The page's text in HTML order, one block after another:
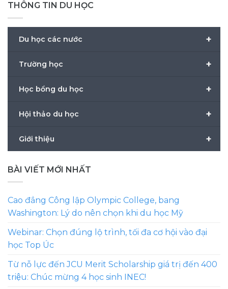
THÔNG TIN DU HỌC
+
Du học các nước
+
Trường học
+
Học bổng du học
+
Hội thảo du học
+
Giới thiệu
BÀI VIẾT MỚI NHẤT
Cao đẳng Công lập Olympic College, bang
Washington: Lý do nên chọn khi du học Mỹ
Webinar: Chọn đúng lộ trình, tối đa cơ hội vào đại
học Top Úc
Từ nỗ lực đến JCU Merit Scholarship giá trị đến 400
triệu: Chúc mừng 4 học sinh INEC!